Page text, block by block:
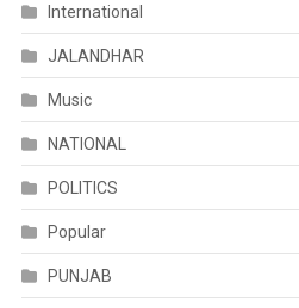
International
JALANDHAR
Music
NATIONAL
POLITICS
Popular
PUNJAB